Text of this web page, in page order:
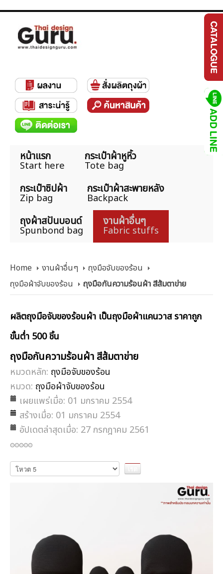
หน้าแรก
Start here
กระเป๋าผ้าหูหิ้ว
Tote bag
กระเป๋าซิปผ้า
Zip bag
กระเป๋าผ้าสะพายหลัง
Backpack
ถุงผ้าสปันบอนด์
Spunbond bag
งานผ้าอื่นๆ
Fabric stuffs
Home งานผ้าอื่นๆ
ถุงมือจับของร้อน
ถุงมือผ้าจับของร้อน
ถุงมือกันความร้อนผ้า สีส้มตาข่าย
ผลิตถุงมือจับของร้อนผ้า เป็นถุงมือผ้าแคนวาส ราคาถูก
ขั้นต่ำ 500 ชิ้น
ถุงมือกันความร้อนผ้า สีส้มตาข่าย
หมวดหลัก: ถุงมือจับของร้อน
หมวด: ถุงมือผ้าจับของร้อน
เผยแพร่เมื่อ: 01 มกราคม 2554
สร้างเมื่อ: 01 มกราคม 2554
อัปเดตล่าสุดเมื่อ: 27 กรกฎาคม 2561
กรุณา
ให้